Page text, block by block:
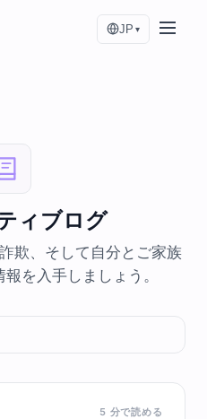
JP ▾
ィブログ
欺、そして自分とご家族
を入手しましょう。
5 分で読める